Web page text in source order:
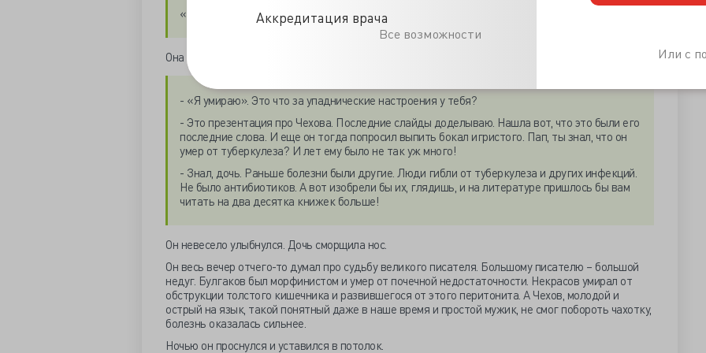
Аккредитация врача
Все возможности
Или с
«Папа, что значит ich schterbe?» - выкрикнула старшая дочь из своей комнаты.
Она готовилась к литературе. Ваяла какую-то презентацию. Он подошел к девочке.
- «Я умираю». Это что за упаднические настроения у тебя?
- Это презентация про Чехова. Последние слайды доделываю. Нашла вот, что это были его
последние слова. И еще он тогда попросил выпить бокал игристого. Пап, ты знал, что он
умер от туберкулеза? И лет ему было не так уж много!
- Знал, дочь. Раньше болезни были другие. Люди гибли от туберкулеза и других инфекций.
Не было антибиотиков. А вот изобрели бы их, глядишь, и на литературе пришлось бы вам
читать на два десятка книжек больше!
Он невесело улыбнулся. Дочь сморщила нос.
Он весь вечер отчего-то думал про судьбу великого писателя. Большому писателю – большой
недуг. Булгаков был морфинистом и умер от почечной недостаточности. Некрасов умирал от
обструкции толстого кишечника и развившегося от этого перитонита. А Чехов, молодой и
острый на язык, такой понятный даже в наше время и простой мужик, не смог побороть чахотку,
болезнь оказалась сильнее.
Ночью он проснулся и уставился в потолок.